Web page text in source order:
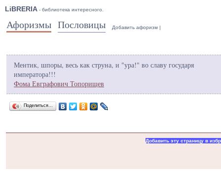
LiBRERIA - библиотека интересного.
Афоризмы Пословицы Добавить афоризм |
Ментик, шпоры, весь как струна, и "ура!" во славу государя
императора!!!
Фома Евграфович Топорищев
Поделиться…
Добавить эту страницу в